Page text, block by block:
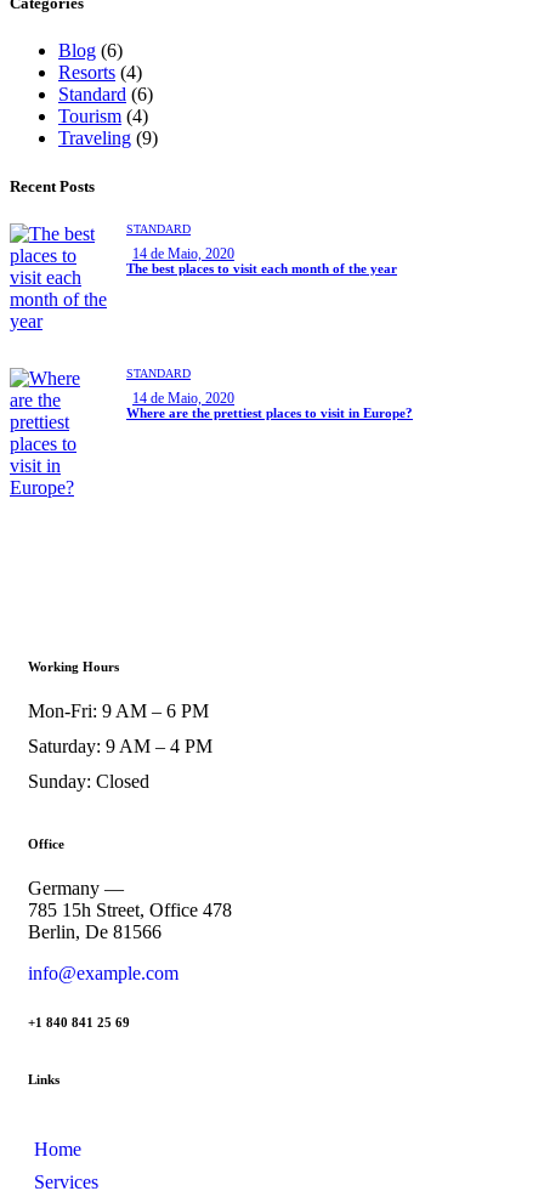
Blog (6)
Resorts (4)
Standard (6)
Tourism (4)
Traveling (9)
Recent Posts
STANDARD
14 de Maio, 2020
The best places to visit each month of the year
STANDARD
14 de Maio, 2020
Where are the prettiest places to visit in Europe?
Working Hours
Mon-Fri: 9 AM – 6 PM
Saturday: 9 AM – 4 PM
Sunday: Closed
Office
Germany —
785 15h Street, Office 478
Berlin, De 81566
info@example.com
+1 840 841 25 69
Links
Home
Services